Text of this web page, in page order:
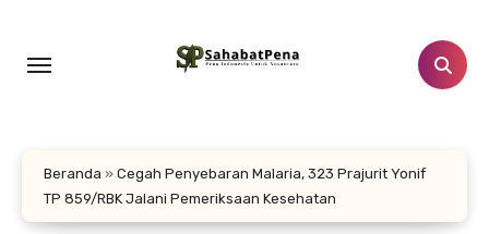
konten
Beranda » Cegah Penyebaran Malaria, 323 Prajurit Yonif
TP 859/RBK Jalani Pemeriksaan Kesehatan